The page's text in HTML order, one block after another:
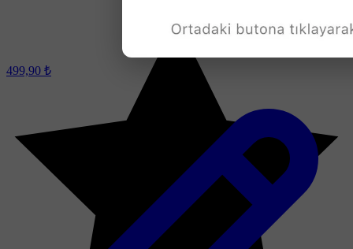
499,90 ₺